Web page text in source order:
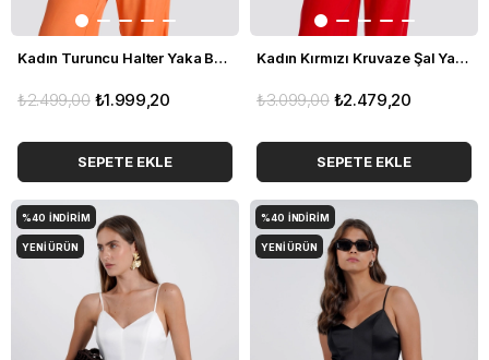
Kadın Turuncu Halter Yaka Bağcıklı Yelek
₺1.999,20
₺2.499,00
SEPETE EKLE
Kadın Kırmızı Kruvaze Şal Yaka Yelek
₺2.479,20
₺3.099,00
SEPETE EKLE
%40 İNDIRIM
YENI ÜRÜN
%40 İNDIRIM
YENI ÜRÜN